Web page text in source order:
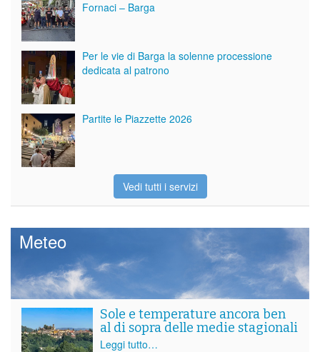
Fornaci – Barga
Per le vie di Barga la solenne processione
dedicata al patrono
Partite le Piazzette 2026
Vedi tutti i servizi
Meteo
Sole e temperature ancora ben
al di sopra delle medie stagionali
Leggi tutto…